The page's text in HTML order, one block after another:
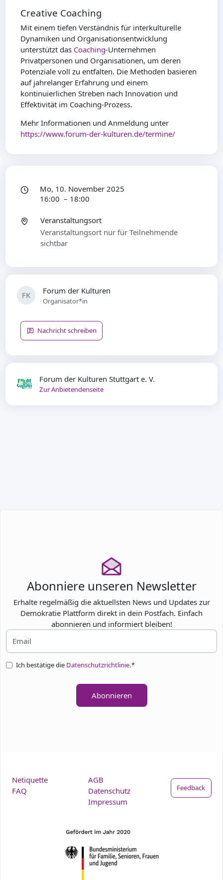
Creative Coaching
Mit einem tiefen Verständnis für interkulturelle
Dynamiken und Organisationsentwicklung
unterstützt das Coaching-Unternehmen
Privatpersonen und Organisationen, um deren
Potenziale voll zu entfalten. Die Methoden basieren
auf jahrelanger Erfahrung und einem
kontinuierlichen Streben nach Innovation und
Effektivität im Coaching-Prozess.
Mehr Informationen und Anmeldung unter
https://www.forum-der-kulturen.de/termine/
Forum der Kulturen Stuttgart e. V.
Zur Anbietendenseite
FK Forum der Kulturen
Organisator*in
Nachricht schreiben
Mo, 10. November 2025
16:00 – 18:00
Veranstaltungsort
Veranstaltungsort nur für Teilnehmende
sichtbar
Abonniere unseren Newsletter
Erhalte regelmäßig die aktuellsten News und Updates zur
Demokratie Plattform direkt in dein Postfach. Einfach
abonnieren und informiert bleiben!
Ich bestätige die Datenschutzrichtlinie.*
Abonnieren
Netiquette
FAQ
AGB
Datenschutz
Impressum
Feedback